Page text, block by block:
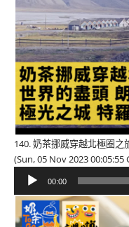
140. 奶茶挪威穿越北極圈
(Sun, 05 Nov 2023 00:05:55
播
放
00:00